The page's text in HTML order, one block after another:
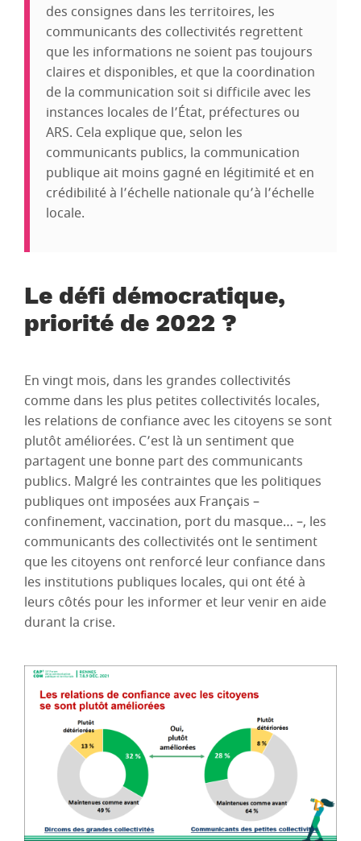
des consignes dans les territoires, les
communicants des collectivités regrettent
que les informations ne soient pas toujours
claires et disponibles, et que la coordination
de la communication soit si difficile avec les
instances locales de l’État, préfectures ou
ARS. Cela explique que, selon les
communicants publics, la communication
publique ait moins gagné en légitimité et en
crédibilité à l’échelle nationale qu’à l’échelle
locale.
Le défi démocratique,
priorité de 2022 ?
En vingt mois, dans les grandes collectivités
comme dans les plus petites collectivités locales,
les relations de confiance avec les citoyens se sont
plutôt améliorées. C’est là un sentiment que
partagent une bonne part des communicants
publics. Malgré les contraintes que les politiques
publiques ont imposées aux Français –
confinement, vaccination, port du masque… –, les
communicants des collectivités ont le sentiment
que les citoyens ont renforcé leur confiance dans
les institutions publiques locales, qui ont été à
leurs côtés pour les informer et leur venir en aide
durant la crise.